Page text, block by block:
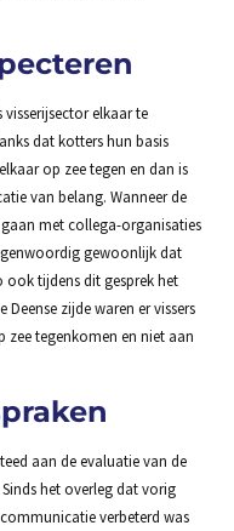
elkaar te
dat kotters hun basis
op zee tegen en dan is
van belang. Wanneer de
met collega-organisaties
gewoonlijk dat
ook tijdens dit gesprek het
zijde waren er vissers
zee tegenkomen en niet aan
aan de evaluatie van de
het overleg dat vorig
verbeterd was